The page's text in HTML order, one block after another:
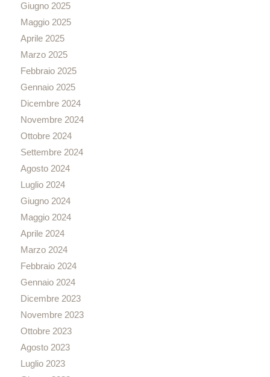
Giugno 2025
Maggio 2025
Aprile 2025
Marzo 2025
Febbraio 2025
Gennaio 2025
Dicembre 2024
Novembre 2024
Ottobre 2024
Settembre 2024
Agosto 2024
Luglio 2024
Giugno 2024
Maggio 2024
Aprile 2024
Marzo 2024
Febbraio 2024
Gennaio 2024
Dicembre 2023
Novembre 2023
Ottobre 2023
Agosto 2023
Luglio 2023